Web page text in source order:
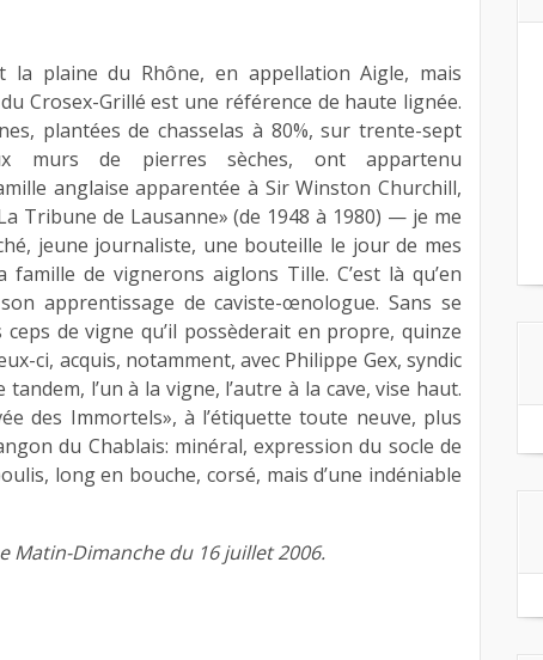
la plaine du Rhône, en appellation Aigle, mais
Crosex-Grillé est une référence de haute lignée.
plantées de chasselas à 80%, sur trente-sept
murs de pierres sèches, ont appartenu
anglaise apparentée à Sir Winston Churchill,
Tribune de Lausanne» (de 1948 à 1980) — je me
jeune journaliste, une bouteille le jour de mes
de vignerons aiglons Tille. C’est là qu’en
apprentissage de caviste-œnologue. Sans se
de vigne qu’il possèderait en propre, quinze
ci, acquis, notamment, avec Philippe Gex, syndic
tandem, l’un à la vigne, l’autre à la cave, vise haut.
des Immortels», à l’étiquette toute neuve, plus
du Chablais: minéral, expression du socle de
long en bouche, corsé, mais d’une indéniable
Matin-Dimanche du 16 juillet 2006.